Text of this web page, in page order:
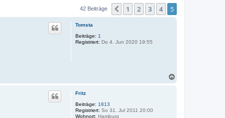
42 Beiträge Vorherige
1 2 3 4 5
Tomsta
Beiträge: 1
Registriert: Do 4. Jun 2020 19:55
Fritz
Beiträge: 1813
Registriert: So 31. Jul 2011 20:00
Wohnort: Hamburg